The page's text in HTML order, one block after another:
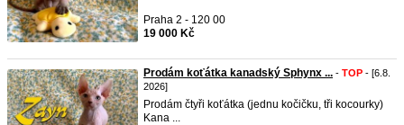
Praha 2 - 120 00
19 000 Kč
Prodám koťátka kanadský Sphynx ... - TOP - [6.8.
2026]
Prodám čtyři koťátka (jednu kočičku, tři kocourky)
Kana ...